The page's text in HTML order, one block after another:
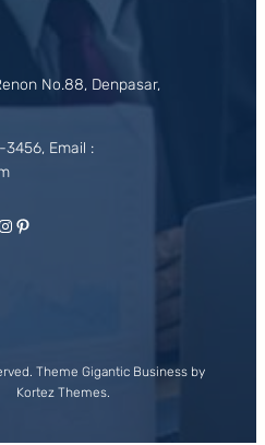
No.88, Denpasar,
3456, Email :
Instagram
Pinterest
Theme Gigantic Business by
Kortez Themes.